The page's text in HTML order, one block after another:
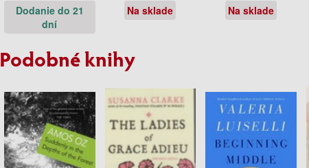
Dodanie do 21
dní
Na sklade Na sklade
Podobné knihy